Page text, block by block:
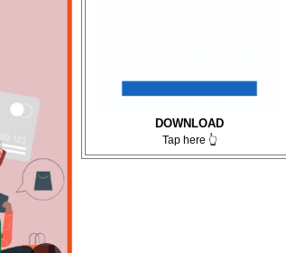
DOWNLOAD
Tap here 👆